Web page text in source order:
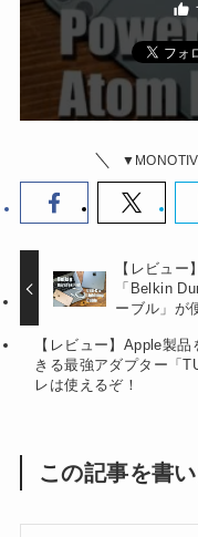
【レビュ
「Belkin
ーブル」が
【レビュー】Apple製
きる最強アダプター「
レは使えるぞ！
この記事を書